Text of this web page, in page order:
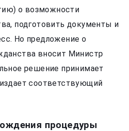
о возможности
подготовить документы и
Но предложение о
вносит Министр
решение принимает
соответствующий
процедуры